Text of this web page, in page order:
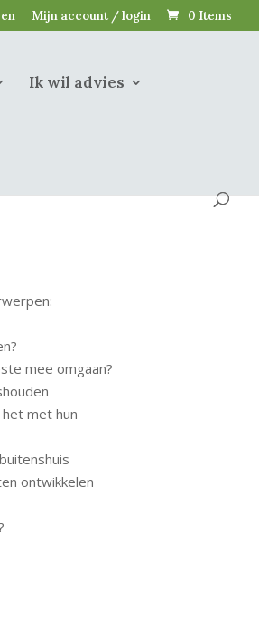
Mijn account / login 0 Items
Ik wil advies
mee omgaan?
met hun
ontwikkelen